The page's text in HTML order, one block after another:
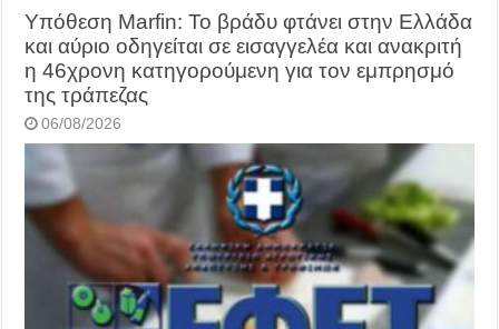
Υπόθεση Marfin: Το βράδυ φτάνει στην Ελλάδα
και αύριο οδηγείται σε εισαγγελέα και ανακριτή
η 46χρονη κατηγορούμενη για τον εμπρησμό
της τράπεζας
06/08/2026